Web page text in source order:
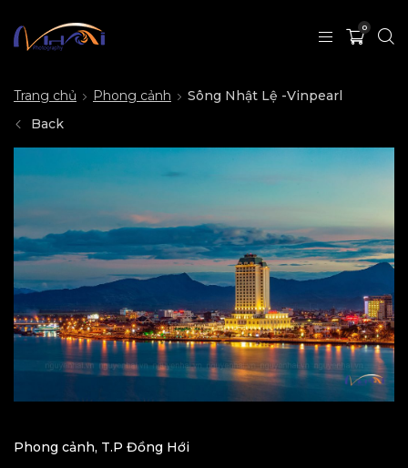
0
Trang chủ Phong cảnh
Sông Nhật Lệ -Vinpearl
Back
Phong cảnh, T.P Đồng Hới